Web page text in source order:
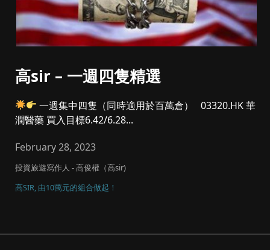
高sir – 一週四隻精選
一週集中四隻（同時適用於百萬倉） 03320.HK 華
潤醫藥 買入目標6.42/6.28...
February 28, 2023
投資旅遊寫作人 - 高俊權（高sir)
高SIR, 由10萬元的組合做起！